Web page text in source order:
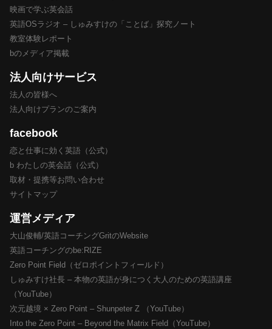
映画で学ぶ英会話
英語OSラジオ – しゅみすけの「ことば」探究ノート
教室体験レポート
bのメディア掲載
法人向けサービス
法人の皆様へ
法人向けプランのご案内
facebook
恋と仕事に効く英語（公式）
b わたしの英会話（公式）
取材・提携等お問い合わせ
サイトマップ
運営メディア
大山俊輔/英語コーチングGritのWebsite
英語コーチングのbe:RIZE
Zero Point Field（ゼロポイントフィールド）
しゅみすけ社長 – 本物の英語が身につく大人のための英語講座
（YouTube）
次元越境 × Zero Point – Shunpeter Z （YouTube）
Into the Zero Point – Beyond the Matrix Field（YouTube）